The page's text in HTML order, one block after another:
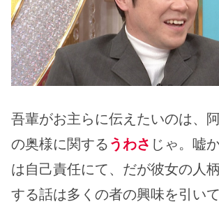
吾輩がお主らに伝えたいのは、
の奥様に関する うわさ じゃ。嘘
は自己責任にて、だが彼女の人
する話は多くの者の興味を引いて